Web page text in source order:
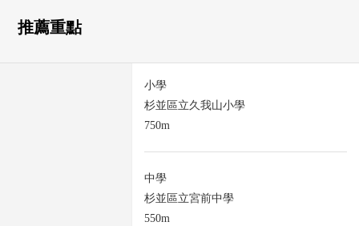
推薦重點
小學
杉並區立久我山小學
750m
中學
杉並區立宮前中學
550m